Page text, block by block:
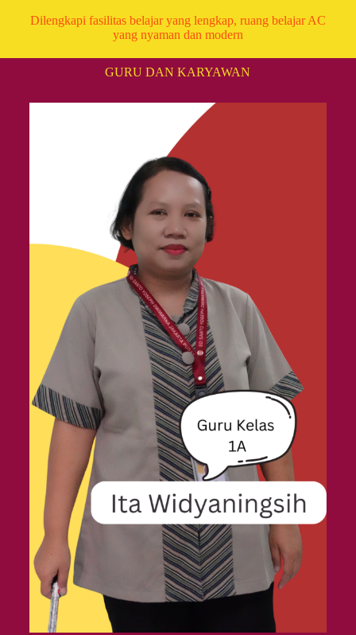
Dilengkapi fasilitas belajar yang lengkap, ruang belajar AC
yang nyaman dan modern
GURU DAN KARYAWAN